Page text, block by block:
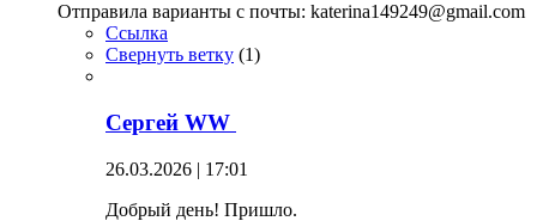
Отправила варианты с почты: katerina149249@gmail.com
Ссылка
Свернуть ветку (1)
Сергей WW
26.03.2026 | 17:01
Добрый день! Пришло.